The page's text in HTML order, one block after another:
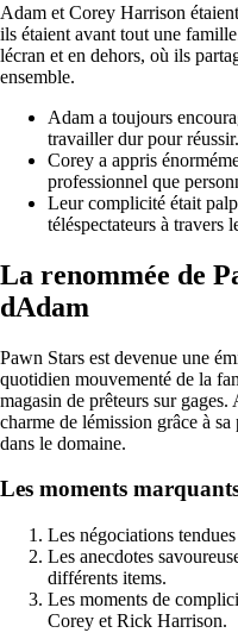
Adam et Corey Harrison
ils étaient avant tout une
lécran et en dehors, où ils
ensemble.
Adam a toujours
travailler dur pour réussir.
Corey a appris
professionnel que
Leur complicité était
téléspectateurs à travers
La renommée de
dAdam
Pawn Stars est devenue une
quotidien mouvementé de la
magasin de prêteurs sur
charme de lémission grâce à
dans le domaine.
Les moments
Les négociations
Les anecdotes
différents items.
Les moments de
Corey et Rick Harrison.